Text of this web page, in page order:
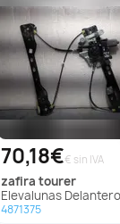
70,18€€ sin IVA
zafira tourer
Elevalunas Delantero Izquierdo para Opel
4871375